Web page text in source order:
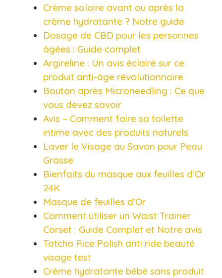
Crème solaire avant ou après la
crème hydratante ? Notre guide
Dosage de CBD pour les personnes
âgées : Guide complet
Argireline : Un avis éclairé sur ce
produit anti-âge révolutionnaire
Bouton après Microneedling : Ce que
vous devez savoir
Avis – Comment faire sa toilette
intime avec des produits naturels
Laver le Visage au Savon pour Peau
Grasse
Bienfaits du masque aux feuilles d’Or
24K
Masque de feuilles d’Or
Comment utiliser un Waist Trainer
Corset : Guide Complet et Notre avis
Tatcha Rice Polish anti ride beauté
visage test
Crème hydratante bébé sans produit